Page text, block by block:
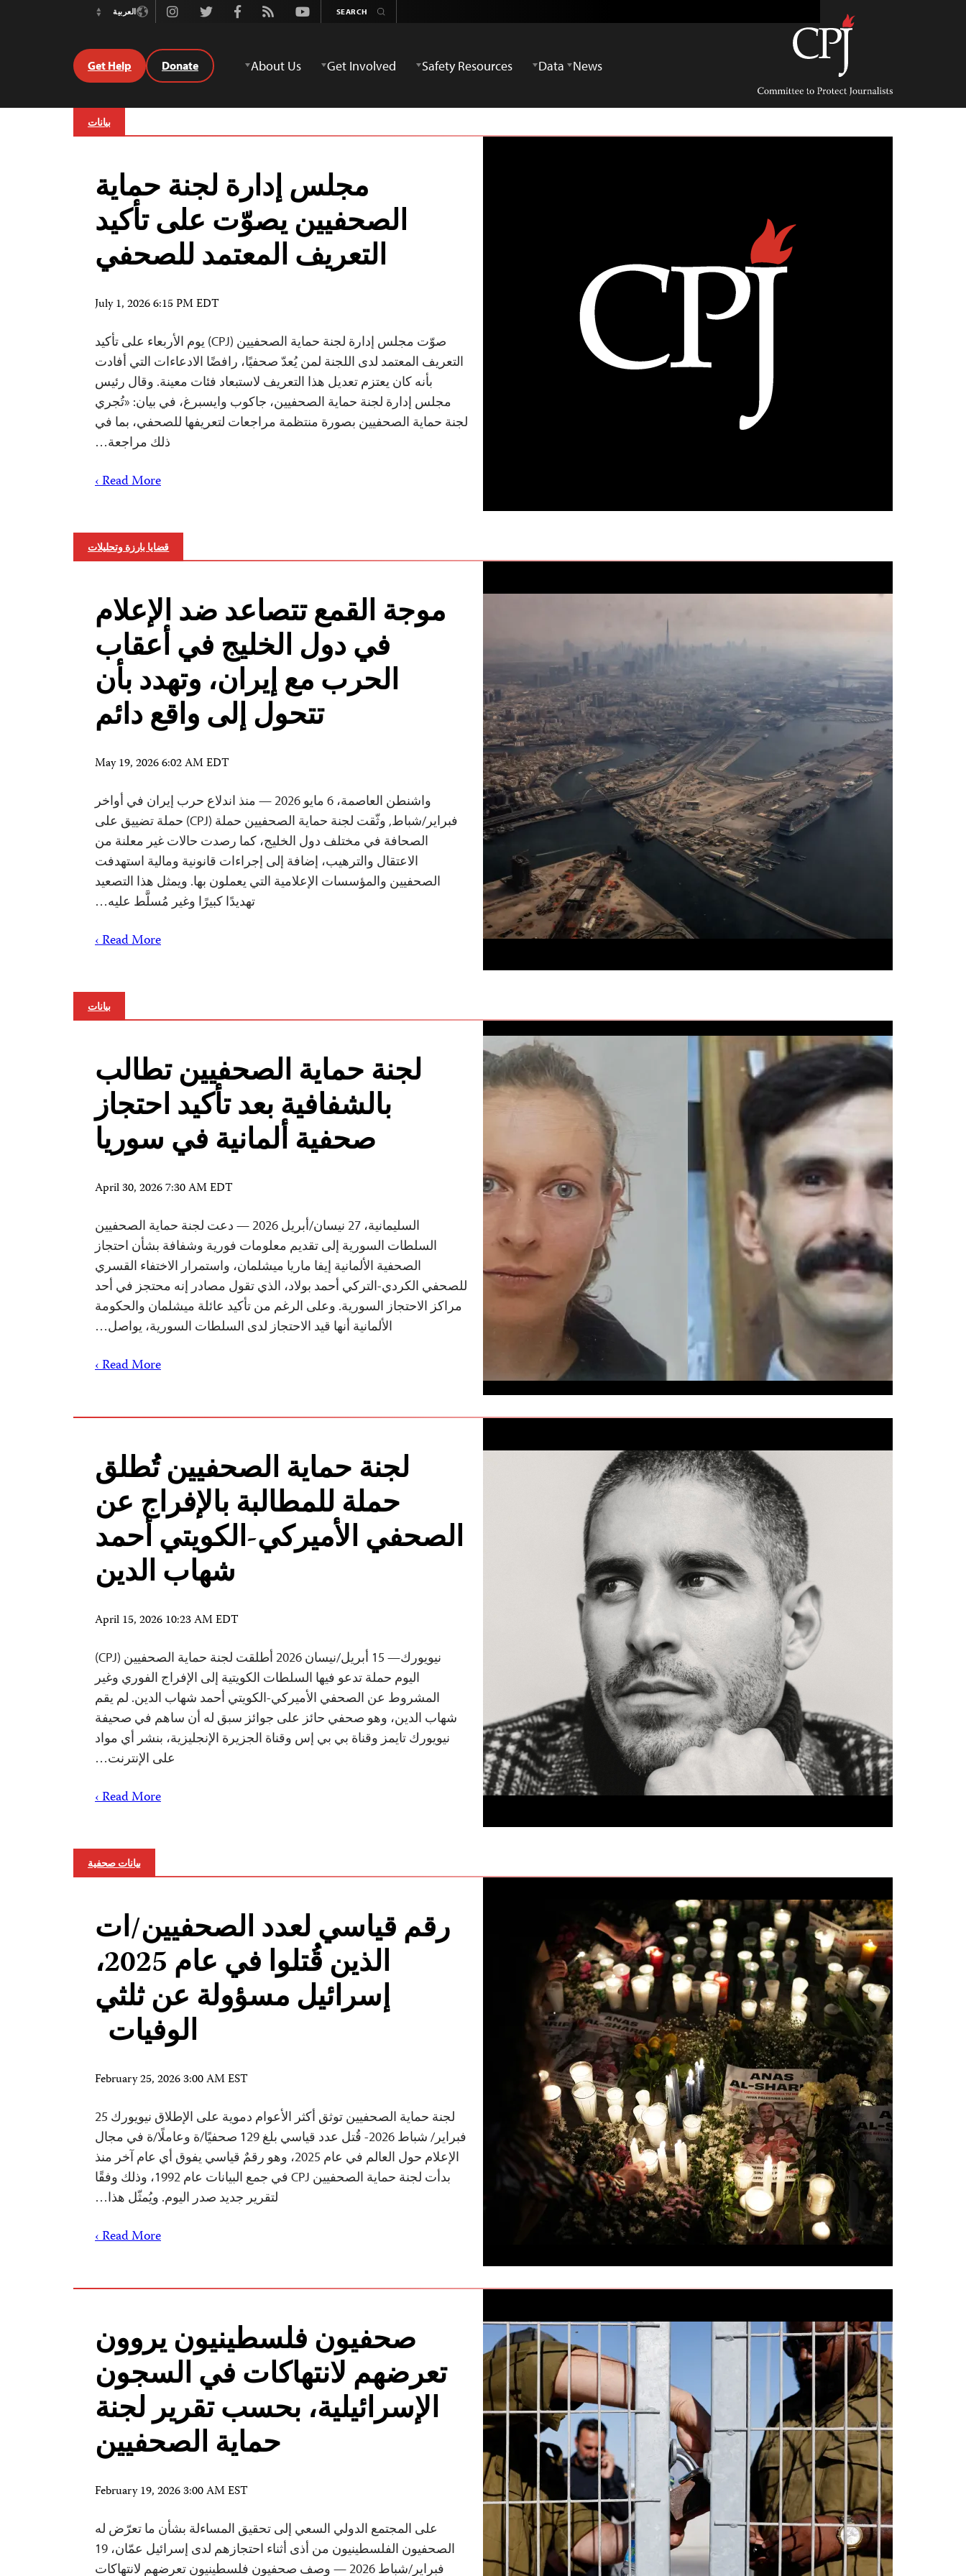
Committee
Protect
Journalists
Youtube
Rss
Facebook
Twitter
Instagramالعربية
Switch
News
Data
Safety Resources
Get Involved
About Us
Donate
Get Help
بيانات
مجلس إدارة لجنة حماية
الصحفيين يصوّت على تأكيد
التعريف المعتمد للصحفي
July 1, 2026 6:15 PM EDT
صوّت مجلس إدارة لجنة حماية الصحفيين (CPJ) يوم الأربعاء على تأكيد
التعريف المعتمد لدى اللجنة لمن يُعدّ صحفيًا، رافضًا الادعاءات التي أفادت
بأنه كان يعتزم تعديل هذا التعريف لاستبعاد فئات معينة. وقال رئيس
مجلس إدارة لجنة حماية الصحفيين، جاكوب وايسبرغ، في بيان: «تُجري
لجنة حماية الصحفيين بصورة منتظمة مراجعات لتعريفها للصحفي، بما في
ذلك مراجعة…
Read More ›
قضايا بارزة وتحليلات
موجة القمع تتصاعد ضد الإعلام
في دول الخليج في أعقاب
الحرب مع إيران، وتهدد بأن
تتحول إلى واقع دائم
May 19, 2026 6:02 AM EDT
واشنطن العاصمة، 6 مايو 2026 — منذ اندلاع حرب إيران في أواخر
فبراير/شباط, وثّقت لجنة حماية الصحفيين حملة (CPJ) حملة تضييق على
الصحافة في مختلف دول الخليج، كما رصدت حالات غير معلنة من
الاعتقال والترهيب، إضافة إلى إجراءات قانونية ومالية استهدفت
الصحفيين والمؤسسات الإعلامية التي يعملون بها. ويمثل هذا التصعيد
تهديدًا كبيرًا وغير مُسلَّط عليه…
Read More ›
بيانات
لجنة حماية الصحفيين تطالب
بالشفافية بعد تأكيد احتجاز
صحفية ألمانية في سوريا
April 30, 2026 7:30 AM EDT
السليمانية، 27 نيسان/أبريل 2026 — دعت لجنة حماية الصحفيين
السلطات السورية إلى تقديم معلومات فورية وشفافة بشأن احتجاز
الصحفية الألمانية إيفا ماريا ميشلمان، واستمرار الاختفاء القسري
للصحفي الكردي-التركي أحمد بولاد، الذي تقول مصادر إنه محتجز في أحد
مراكز الاحتجاز السورية. وعلى الرغم من تأكيد عائلة ميشلمان والحكومة
الألمانية أنها قيد الاحتجاز لدى السلطات السورية، يواصل…
Read More ›
لجنة حماية الصحفيين تُطلق
حملة للمطالبة بالإفراج عن
الصحفي الأميركي-الكويتي أحمد
شهاب الدين
April 15, 2026 10:23 AM EDT
نيويورك— 15 أبريل/نيسان 2026 أطلقت لجنة حماية الصحفيين (CPJ)
اليوم حملة تدعو فيها السلطات الكويتية إلى الإفراج الفوري وغير
المشروط عن الصحفي الأميركي-الكويتي أحمد شهاب الدين. لم يقم
شهاب الدين، وهو صحفي حائز على جوائز سبق له أن ساهم في صحيفة
نيويورك تايمز وقناة بي بي إس وقناة الجزيرة الإنجليزية، بنشر أي مواد
على الإنترنت…
Read More ›
بيانات صحفية
رقم قياسي لعدد الصحفيين/ات
الذين قُتلوا في عام 2025،
إسرائيل مسؤولة عن ثلثي
الوفيات
February 25, 2026 3:00 AM EST
لجنة حماية الصحفيين توثق أكثر الأعوام دموية على الإطلاق نيويورك 25
فبراير/ شباط 2026- قُتل عدد قياسي بلغ 129 صحفيًا/ة وعاملًا/ة في مجال
الإعلام حول العالم في عام 2025، وهو رقمٌ قياسي يفوق أي عام آخر منذ
بدأت لجنة حماية الصحفيين CPJ في جمع البيانات عام 1992، وذلك وفقًا
لتقرير جديد صدر اليوم. ويُمثّل هذا…
Read More ›
صحفيون فلسطينيون يروون
تعرضهم لانتهاكات في السجون
الإسرائيلية، بحسب تقرير لجنة
حماية الصحفيين
February 19, 2026 3:00 AM EST
على المجتمع الدولي السعي إلى تحقيق المساءلة بشأن ما تعرّض له
الصحفيون الفلسطينيون من أذى أثناء احتجازهم لدى إسرائيل عمّان، 19
فبراير/شباط 2026 — وصف صحفيون فلسطينيون تعرضهم لانتهاكات